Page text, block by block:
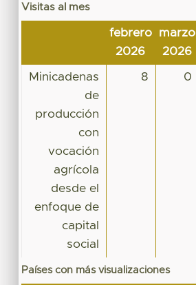
Visitas al mes
febrero
2026
marzo
2026
Minicadenas
de
producción
con
vocación
agrícola
desde el
enfoque de
capital
social
8 0
Países con más visualizaciones